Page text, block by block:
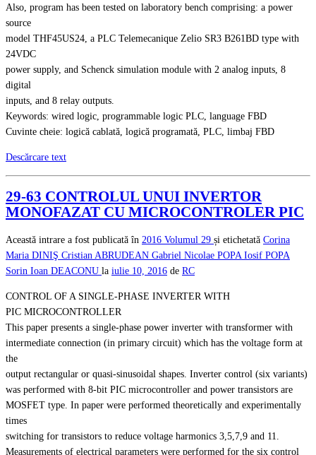
Also, program has been tested on laboratory bench comprising: a power
source
model THF45US24, a PLC Telemecanique Zelio SR3 B261BD type with
24VDC
power supply, and Schenck simulation module with 2 analog inputs, 8
digital
inputs, and 8 relay outputs.
Keywords: wired logic, programmable logic PLC, language FBD
Cuvinte cheie: logică cablată, logică programată, PLC, limbaj FBD
Descărcare text
29-63 CONTROLUL UNUI INVERTOR
MONOFAZAT CU MICROCONTROLER PIC
Această intrare a fost publicată în 2016 Volumul 29 și etichetată Corina
Maria DINIŞ Cristian ABRUDEAN Gabriel Nicolae POPA Iosif POPA
Sorin Ioan DEACONU la iulie 10, 2016 de RC
CONTROL OF A SINGLE-PHASE INVERTER WITH
PIC MICROCONTROLLER
This paper presents a single-phase power inverter with transformer with
intermediate connection (in primary circuit) which has the voltage form at
the
output rectangular or quasi-sinusoidal shapes. Inverter control (six variants)
was performed with 8-bit PIC microcontroller and power transistors are
MOSFET type. In paper were performed theoretically and experimentally
times
switching for transistors to reduce voltage harmonics 3,5,7,9 and 11.
Measurements of electrical parameters were performed for the six control